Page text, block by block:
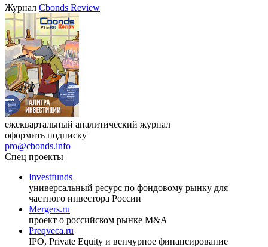
Журнал Cbonds Review
ежеквартальный аналитический журнал
оформить подписку
pro@cbonds.info
Спец проекты
Investfunds
универсальный ресурс по фондовому рынку для
частного инвестора России
Mergers.ru
проект о российском рынке M&A
Preqveca.ru
IPO, Private Equity и венчурное финансирование